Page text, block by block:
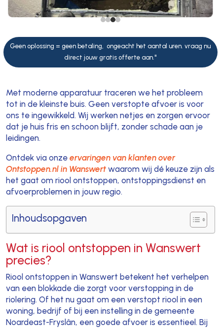
Geen oplossing = geen betaling, ongeacht het aantal uren. vraag nu
direct jouw gratis offerte aan."
Met moderne apparatuur traceren we het probleem
tot in de kleinste buis. Geen verstopte afvoer is voor
ons te ingewikkeld. Wij werken netjes en zorgen ervoor
dat je huis fris en schoon blijft, zonder schade aan je
leidingen.
Ontdek via onze ervaringen van klanten over
Ontstoppen.nl in Wanswertwaarom wij dé keuze zijn als
het gaat om riool ontstoppen, ontstoppingsdienst en
afvoerproblemen in jouw regio.
Inhoudsopgaven
Wat is riool ontstoppen in Wanswert
precies?
Riool ontstoppen in Wanswert betekent het verhelpen
van een blokkade die zorgt voor verstopping in de
riolering. Of het nu gaat om een verstopt riool in een
woning, bedrijf of bij een instelling in de gemeente
Noardeast-Fryslân, een goede afvoer is essentieel. Bij